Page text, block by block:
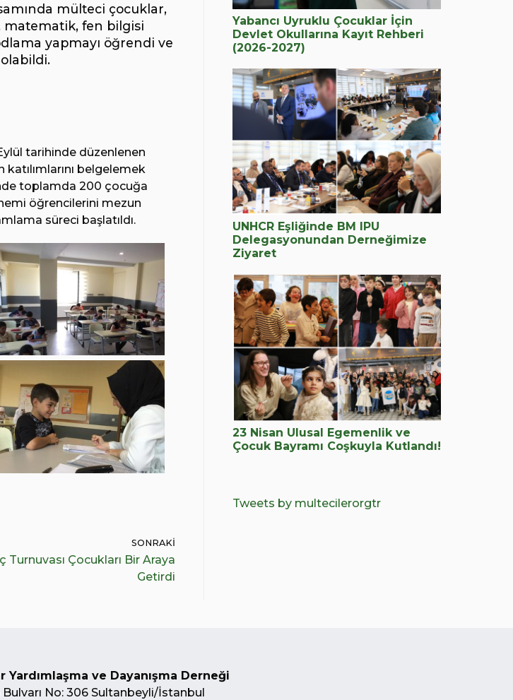
mülteci çocuklar,
matematik, fen bilgisi
yapmayı öğrendi ve
tarihinde düzenlenen
belgelemek
toplamda 200 çocuğa
öğrencilerini mezun
süreci başlatıldı.
SONRAKI
Turnuvası Çocukları Bir Araya
Getirdi
Yabancı Uyruklu Çocuklar İçin
Devlet Okullarına Kayıt Rehberi
(2026-2027)
UNHCR Eşliğinde BM IPU
Delegasyonundan Derneğimize
Ziyaret
23 Nisan Ulusal Egemenlik ve
Çocuk Bayramı Coşkuyla Kutlandı!
Tweets by multecilerorgtr
Yardımlaşma ve Dayanışma Derneği
No: 306 Sultanbeyli/İstanbul